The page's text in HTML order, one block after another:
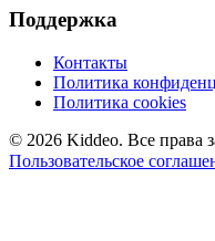
Поддержка
Контакты
Политика
Политика cookies
© 2026 Kiddeo. Все права
Пользовательское